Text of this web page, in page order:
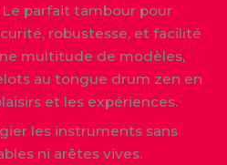
parfait tambour pour
robustesse, et facilité
multitude de modèles,
au tongue drum zen en
et les expériences.
les instruments sans
ni arêtes vives.